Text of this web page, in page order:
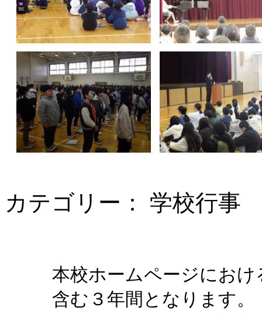
カテゴリー： 学校行事
本校ホームページにお
含む３年間となります。